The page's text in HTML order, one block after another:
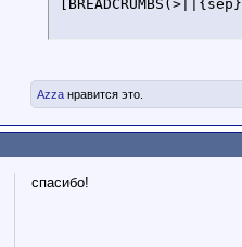
Azza нравится это.
cпасибо!